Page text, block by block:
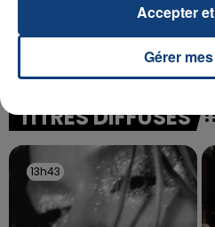
UNE ADOLESCENTE
OPÉRER DE LA
La famille a porté plainte
reconnu sa responsabilité
TITRES DIFFUSÉS
13h43
13h43
Gérer
Accepter